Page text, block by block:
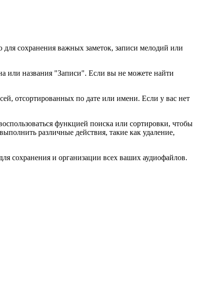
сохранения важных заметок, записи мелодий или
или названия "Записи". Если вы не можете найти
отсортированных по дате или имени. Если у вас нет
функцией поиска или сортировки, чтобы
различные действия, такие как удаление,
сохранения и организации всех ваших аудиофайлов.